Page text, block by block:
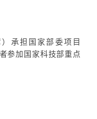
承担国家部委项目
参加国家科技部重点